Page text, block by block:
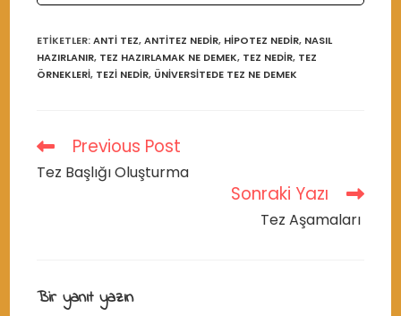
ETIKETLER:ANTI TEZ, ANTITEZ NEDIR, HIPOTEZ NEDIR, NASIL
HAZIRLANIR, TEZ HAZIRLAMAK NE DEMEK, TEZ NEDIR, TEZ
ÖRNEKLERI, TEZI NEDIR, ÜNIVERSITEDE TEZ NE DEMEK
Read
articles
Previous Post
Tez Başlığı Oluşturma
Sonraki Yazı
Tez Aşamaları
Bir yanıt yazın